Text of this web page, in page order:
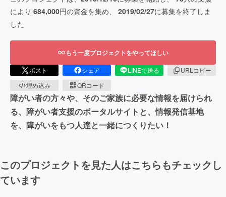
により 684,000円の資金を集め、 2019/02/27に募集を終了しま
した
もう一度プロジェクトをやってほしい
ポスト シェア LINEで送る
URLコピー
埋め込み
QRコード
障がい者の方々や、そのご家族に必要な情報を届けられ
る、障がい者支援のポータルサイトと、情報発信基地
を、障がいをもつ人達と一緒につくりたい！
このプロジェクトを見た人はこちらもチェックし
ています